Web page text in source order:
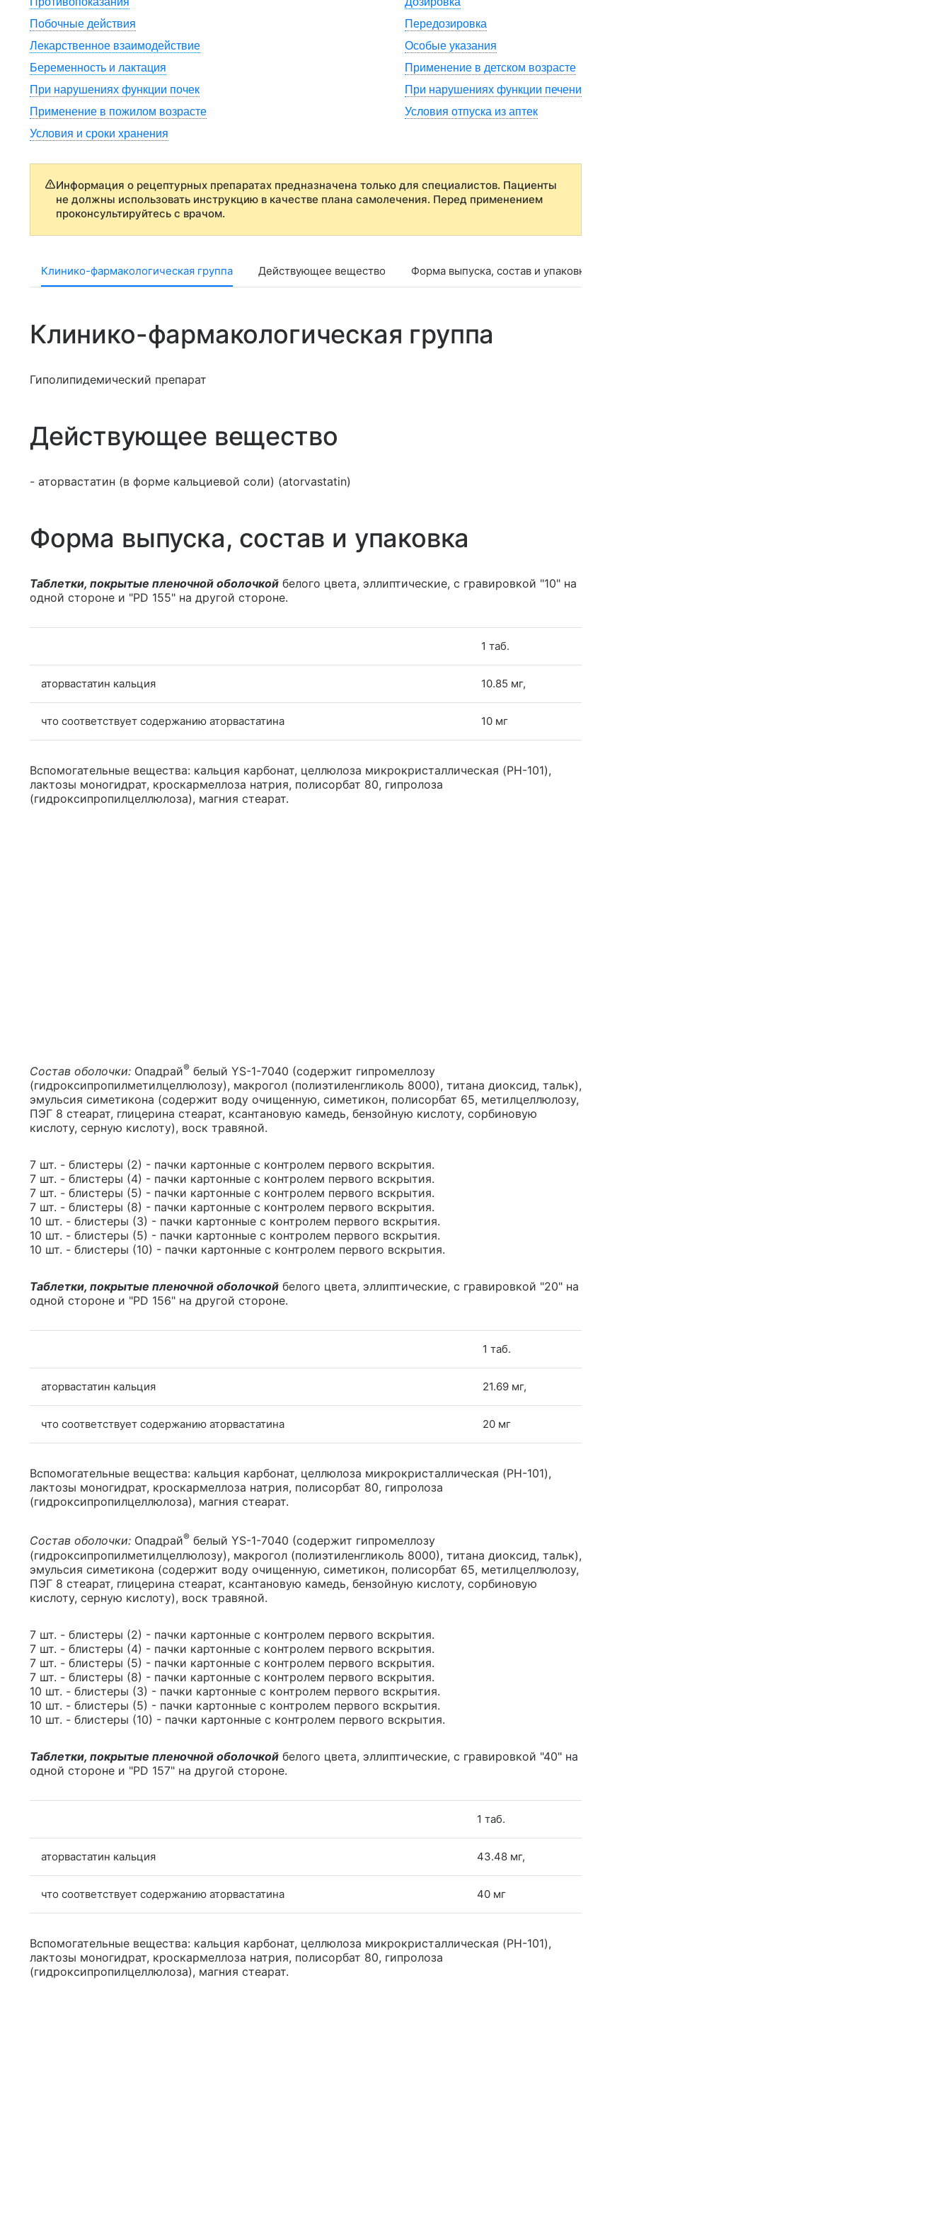
Побочные действия
Передозировка
Лекарственное взаимодействие
Особые указания
Беременность и лактация
Применение в детском возрасте
При нарушениях функции почек
При нарушениях функции печени
Применение в пожилом возрасте
Условия отпуска из аптек
Условия и сроки хранения
Информация о рецептурных препаратах предназначена только для специалистов. Пациенты
не должны использовать инструкцию в качестве плана самолечения. Перед применением
проконсультируйтесь с врачом.
Клинико-фармакологическая группа Действующее вещество Форма выпуска, состав и упаковка
Клинико-фармакологическая группа
Гиполипидемический препарат
Действующее вещество
- аторвастатин (в форме кальциевой соли) (atorvastatin)
Форма выпуска, состав и упаковка
Таблетки, покрытые пленочной оболочкой белого цвета, эллиптические, с гравировкой "10" на
одной стороне и "PD 155" на другой стороне.
1 таб.
аторвастатин кальция 10.85 мг,
что соответствует содержанию аторвастатина 10 мг
Вспомогательные вещества: кальция карбонат, целлюлоза микрокристаллическая (PH-101),
лактозы моногидрат, кроскармеллоза натрия, полисорбат 80, гипролоза
(гидроксипропилцеллюлоза), магния стеарат.
Состав оболочки: Опадрай® белый YS-1-7040 (содержит гипромеллозу
(гидроксипропилметилцеллюлозу), макрогол (полиэтиленгликоль 8000), титана диоксид, тальк),
эмульсия симетикона (содержит воду очищенную, симетикон, полисорбат 65, метилцеллюлозу,
ПЭГ 8 стеарат, глицерина стеарат, ксантановую камедь, бензойную кислоту, сорбиновую
кислоту, серную кислоту), воск травяной.
7 шт. - блистеры (2) - пачки картонные с контролем первого вскрытия.
7 шт. - блистеры (4) - пачки картонные с контролем первого вскрытия.
7 шт. - блистеры (5) - пачки картонные с контролем первого вскрытия.
7 шт. - блистеры (8) - пачки картонные с контролем первого вскрытия.
10 шт. - блистеры (3) - пачки картонные с контролем первого вскрытия.
10 шт. - блистеры (5) - пачки картонные с контролем первого вскрытия.
10 шт. - блистеры (10) - пачки картонные с контролем первого вскрытия.
Таблетки, покрытые пленочной оболочкой белого цвета, эллиптические, с гравировкой "20" на
одной стороне и "PD 156" на другой стороне.
1 таб.
аторвастатин кальция 21.69 мг,
что соответствует содержанию аторвастатина 20 мг
Вспомогательные вещества: кальция карбонат, целлюлоза микрокристаллическая (PH-101),
лактозы моногидрат, кроскармеллоза натрия, полисорбат 80, гипролоза
(гидроксипропилцеллюлоза), магния стеарат.
Состав оболочки: Опадрай® белый YS-1-7040 (содержит гипромеллозу
(гидроксипропилметилцеллюлозу), макрогол (полиэтиленгликоль 8000), титана диоксид, тальк),
эмульсия симетикона (содержит воду очищенную, симетикон, полисорбат 65, метилцеллюлозу,
ПЭГ 8 стеарат, глицерина стеарат, ксантановую камедь, бензойную кислоту, сорбиновую
кислоту, серную кислоту), воск травяной.
7 шт. - блистеры (2) - пачки картонные с контролем первого вскрытия.
7 шт. - блистеры (4) - пачки картонные с контролем первого вскрытия.
7 шт. - блистеры (5) - пачки картонные с контролем первого вскрытия.
7 шт. - блистеры (8) - пачки картонные с контролем первого вскрытия.
10 шт. - блистеры (3) - пачки картонные с контролем первого вскрытия.
10 шт. - блистеры (5) - пачки картонные с контролем первого вскрытия.
10 шт. - блистеры (10) - пачки картонные с контролем первого вскрытия.
Таблетки, покрытые пленочной оболочкой белого цвета, эллиптические, с гравировкой "40" на
одной стороне и "PD 157" на другой стороне.
1 таб.
аторвастатин кальция 43.48 мг,
что соответствует содержанию аторвастатина 40 мг
Вспомогательные вещества: кальция карбонат, целлюлоза микрокристаллическая (PH-101),
лактозы моногидрат, кроскармеллоза натрия, полисорбат 80, гипролоза
(гидроксипропилцеллюлоза), магния стеарат.